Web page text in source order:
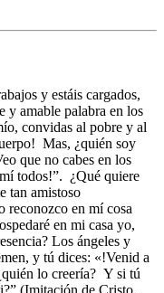
y estáis cargados,
y amable palabra en los
convidas al pobre y al
Mas, ¿quién soy
que no cabes en los
todos!”. ¿Qué quiere
tan amistoso
reconozco en mí cosa
en mi casa yo,
Los ángeles y
y tú dices: «!Venid a
lo creería? Y si tú
(Imitación de Cristo,